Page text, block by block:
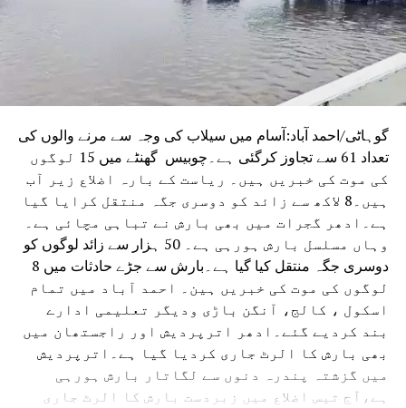
جمعہ کی نماز ادا کرنے کی اجازت حاصل تھی۔
گوہاٹی/احمد آباد:آسام میں سیلاب کی وجہ سے مرنے والوں کی
تعداد 61 سے تجاوز کرگئی ہے۔چوبیس گھنٹے میں 15 لوگوں
کی موت کی خبریں ہیں۔ ریاست کے بارہ اضلاع زیر آب
ہیں۔8 لاکھ سے زائد کو دوسری جگہ منتقل کرایا گیا
ہے۔ادھر گجرات میں بھی بارش نے تباہی مچائی ہے۔
وہاں مسلسل بارش ہورہی ہے۔ 50 ہزار سے زائد لوگوں کو
دوسری جگہ منتقل کیا گیا ہے۔بارش سے جڑے حادثات میں 8
لوگوں کی موت کی خبریں ہین۔ احمد آباد میں تمام
اسکول ، کالج، آنگن باڑی ودیگر تعلیمی ادارے
بند کردیے گئے۔ادھر اترپردیش اور راجستھان میں
بھی بارش کا الرٹ جاری کردیا گیا ہے۔اترپردیش
میں گزشتہ پندرہ دنوں سے لگاتار بارش ہورہی
ہے،آج تیس اضلاع میں زبردست بارش کا الرٹ جاری